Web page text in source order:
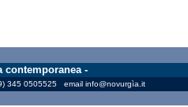
contemporanea -
345 0505525 email info@novurgìa.it